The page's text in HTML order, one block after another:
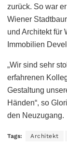
zurück. So war
Wiener
und Architekt für
Immobilien
„Wir sind sehr
erfahrenen
Gestaltung
Händen“, so
den Neuzugang.
Tags: Architekt